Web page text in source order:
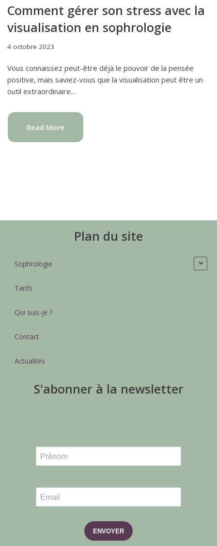
Comment gérer son stress avec la
visualisation en sophrologie
4 octobre 2023
Vous connaissez peut-être déjà le pouvoir de la pensée
positive, mais saviez-vous que la visualisation peut être un
outil extraordinaire…
Read More
Plan du site
Sophrologie
Tarifs
Qui suis-je ?
Contact
Actualités
S'abonner à la newsletter
ENVOYER